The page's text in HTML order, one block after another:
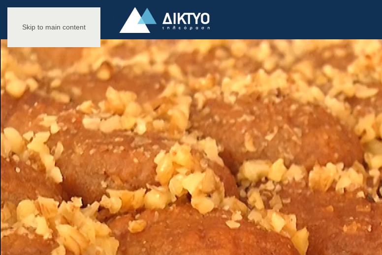
Skip to main content